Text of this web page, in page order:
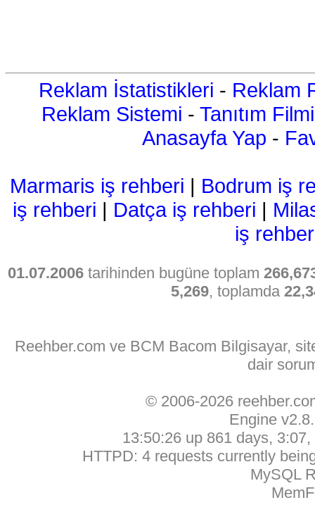
Reklam İstatistikleri - Reklam
Reklam Sistemi - Tanıtım Filmi
Anasayfa Yap -
Marmaris iş rehberi | Bodrum iş
iş rehberi | Datça iş rehberi |
iş
01.07.2006 tarihinden bugüne toplam
5,269, toplamda
Reehber.com ve BCM Bacom Bilgisayar,
dair
© 2006-2026
Engine
13:50:26 up 861 days,
HTTPD: 4 requests currently
MySQL